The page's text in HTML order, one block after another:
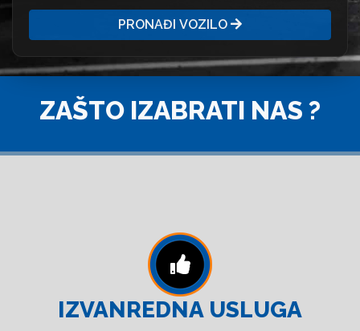
PRONAĐI VOZILO
ZAŠTO IZABRATI NAS ?
IZVANREDNA USLUGA